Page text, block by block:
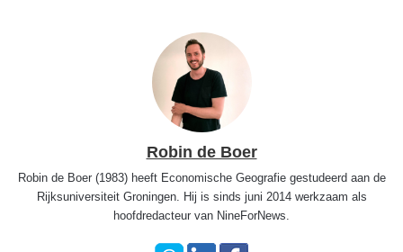
Robin de Boer
Robin de Boer (1983) heeft Economische Geografie gestudeerd aan de
Rijksuniversiteit Groningen. Hij is sinds juni 2014 werkzaam als
hoofdredacteur van NineForNews.